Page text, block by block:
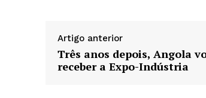
Artigo anterior
Três anos depois, Angola
receber a Expo-Indústria